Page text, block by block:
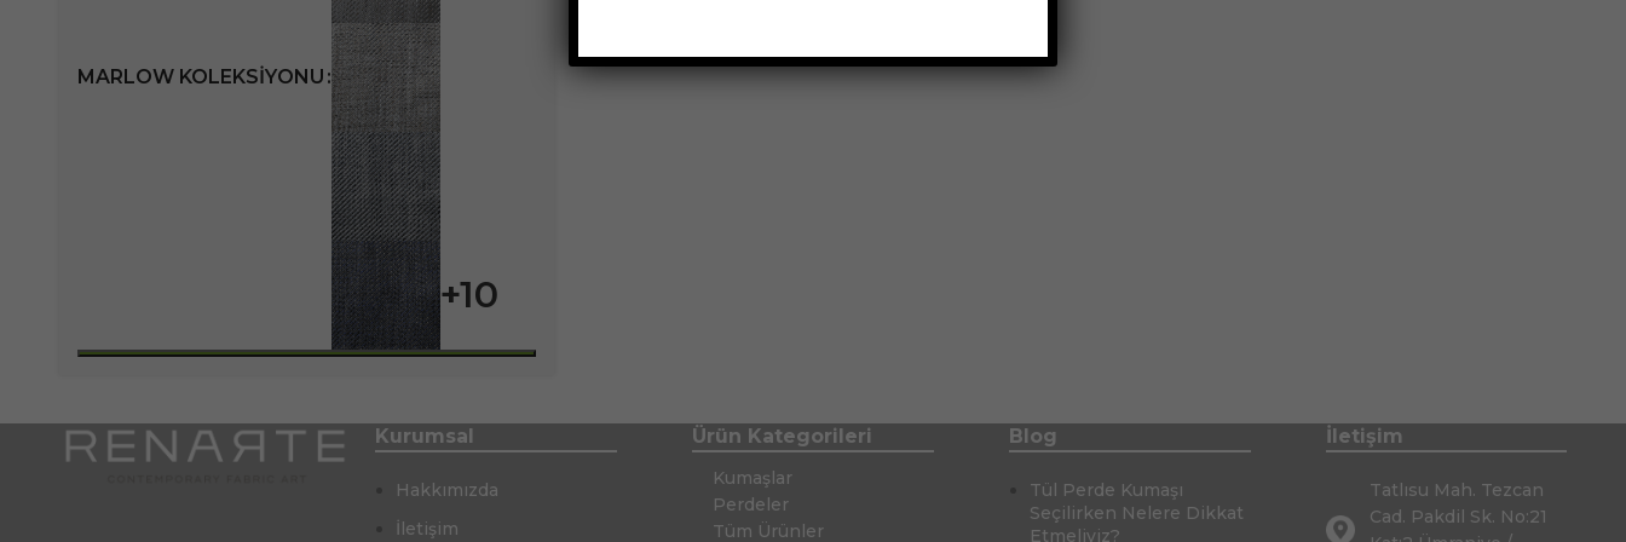
MARLOW KOLEKSIYONU
+10
Kurumsal
Hakkımızda
İletişim
Ürün Kategorileri
Kumaşlar
Perdeler
Tüm Ürünler
Blog
Tül Perde Kumaşı
Seçilirken Nelere Dikkat
Etmeliyiz?
İletişim
Tatlısu Mah. Tezcan
Cad. Pakdil Sk. No:21